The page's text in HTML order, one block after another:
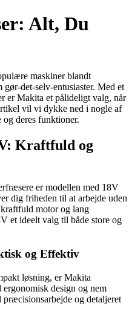
Alt, Du
maskiner blandt
det-selv-entusiaster. Med et
er Makita et pålideligt valg, når
vil vi dykke ned i nogle af
deres funktioner.
Kraftfuld og
er modellen med 18V
dig friheden til at arbejde uden
motor og lang
et ideelt valg til både store og
og Effektiv
løsning, er Makita
design og nem
og detaljeret